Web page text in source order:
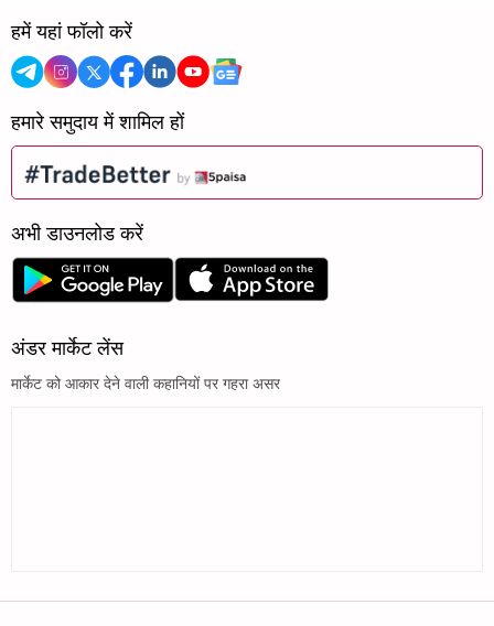
हमें यहां फॉलो करें
हमारे समुदाय में शामिल हों
अभी डाउनलोड करें
अंडर मार्केट लेंस
मार्केट को आकार देने वाली कहानियों पर गहरा असर